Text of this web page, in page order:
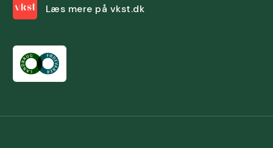
Læs mere på vkst.dk